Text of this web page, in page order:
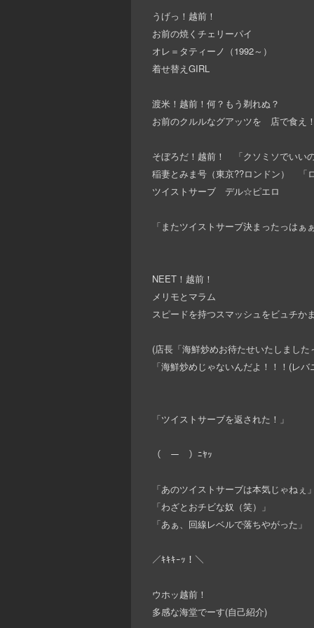
うげっ！越前！
お前の焼くチェリーパイ
オレ＝タティーノ（1992～）
着せ替えGIRL
渡米！越前！何？もう剃れぬ？
お前のクルルなグアッツを 店で食え！
そぼろだ！越前！ 「クソミソでいいの
稲妻とみま号（東京??ロンドン） 「
ツイストサーブ デル☆ピエロ
「またツイストサーブ決まったっはぁ
NEET！越前！
メリモとマラム
スピードを持つスマッシュをビュチか
(店長「海鮮炒めお待たせいたしました
「海鮮炒めじゃないんだよ！！！(レ
「ツイストサーブを返された！」
（￣ー￣）ﾆﾔｯ
「あのツイストサーブは本気じゃねぇ」
「わざとおチビな奴（笑）」
「あぁ、回線レベルで落ちやがった」
／ｷｷｷｰｯ！＼
ウホッ越前！
多感な海堂でーす(自己紹介)